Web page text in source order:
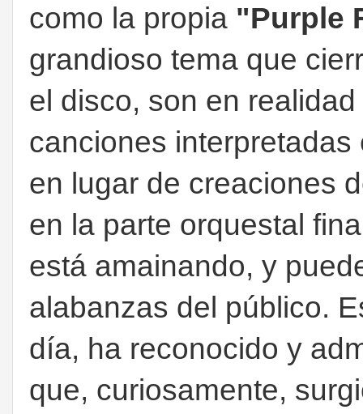
como la propia "Purple
grandioso tema que
el disco, son en realidad
canciones interpretadas
en lugar de creaciones
en la parte orquestal
está amainando, y
alabanzas del público.
día, ha reconocido y
que, curiosamente,